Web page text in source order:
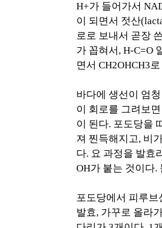
H+가 들어가서
이 되면서 젓산
로로 보내서 곧장
가 꼽혀서 , H-C=O
면서 CH2OHCH3
바다에 생선이 엄
이 회로를 그려보
이 된다. 포도당을
져 찐득해지고, 비
다. 요 과정을 발효
OH가 붙는 것이다.
포도당에서 피루
발효, 가꾸로 올라